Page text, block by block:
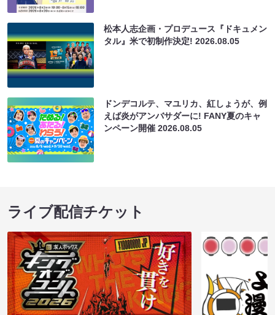
松本人志企画・プロデュース『ドキュメン
タル』米で初制作決定!2026.08.05
ドンデコルテ、マユリカ、紅しょうが、例
えば炎がアンバサダーに! FANY夏のキャ
ンペーン開催2026.08.05
ライブ配信チケット